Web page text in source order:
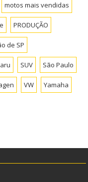
motos mais vendidas
PRODUÇÃO
de SP
SUV São Paulo
VW Yamaha